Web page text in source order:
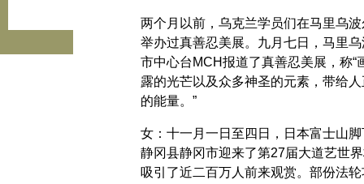
两个月以前，乌克兰学员们在马里乌波
举办过真善忍美展。九月七日，马里乌
市中心台МСН报道了真善忍美展，称“
露的光芒以及众多神圣的元素，带给人
的能量。”
女：十一月一日至四日，日本富士山脚
静冈县静冈市迎来了第27届大道艺世
吸引了近二百万人前来观赏。部份法轮